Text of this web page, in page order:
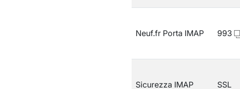
Neuf.fr Porta IMAP 993
Sicurezza IMAP SSL